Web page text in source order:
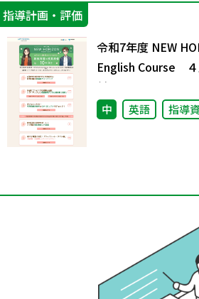
指導計画・評価
令和7年度 NEW
English Course ４
対におさえておき
の授業準備 10のコ
中 英語 指導